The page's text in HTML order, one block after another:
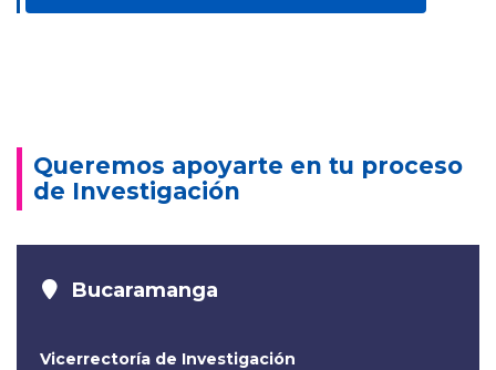
Queremos apoyarte en tu proceso
de Investigación
Bucaramanga
Vicerrectoría de Investigación